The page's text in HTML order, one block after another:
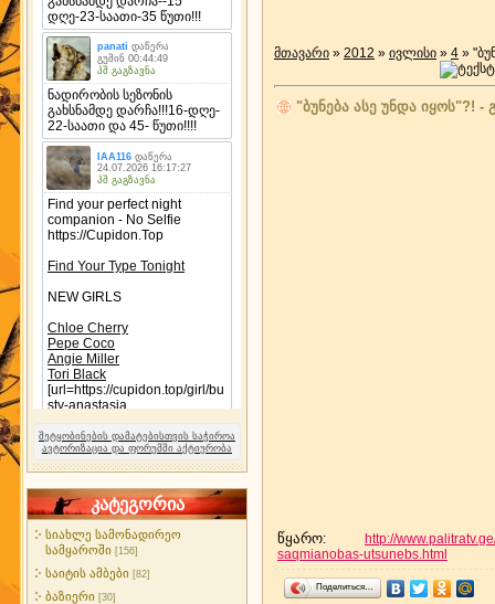
შეტყობინების დამატებისთვის საჭიროა
ავტორიზაცია და ფორუმში აქტიურობა
კატეგორია
სიახლე სამონადირეო
სამყაროში [156]
საიტის ამბები [82]
ბაზიერი [30]
მთავარი » 2012 » ივლისი » 4 »
"ბუნება ასე უნდა იყოს"?! -
წყარო:
http://
saqmianobas-utsunebs.html
Поделиться…